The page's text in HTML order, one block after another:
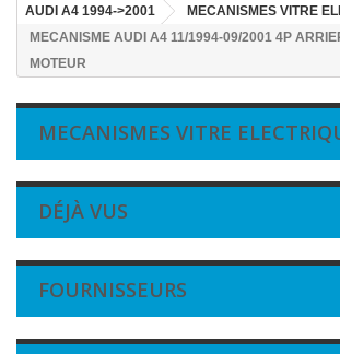
AUDI A4 1994->2001
MECANISMES VITRE
MECANISME AUDI A4 11/1994-09/2001 4P
MOTEUR
MECANISMES VITRE
DÉJÀ VUS
FOURNISSEURS